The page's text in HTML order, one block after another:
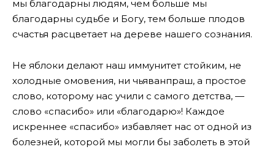
мы благодарны людям, чем больше мы
благодарны судьбе и Богу, тем больше плодов
счастья расцветает на дереве нашего сознания.
Не яблоки делают наш иммунитет стойким, не
холодные омовения, ни чьяванпраш, а простое
слово, которому нас учили с самого детства, —
слово «спасибо» или «благодарю»! Каждое
искреннее «спасибо» избавляет нас от одной из
болезней, которой мы могли бы заболеть в этой